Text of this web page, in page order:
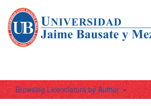
Browsing Licenciatura by Author